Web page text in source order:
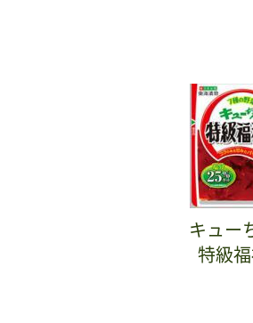
キュー
特級